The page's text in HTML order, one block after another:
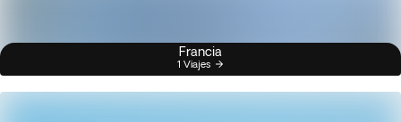
Francia
1 Viajes